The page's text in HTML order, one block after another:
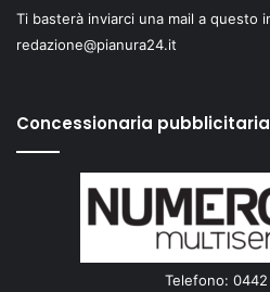
Ti basterà inviarci una mail a questo
redazione@pianura24.it
Concessionaria pubblicitaria
Telefono: 0442